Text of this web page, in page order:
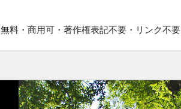
無料・商用可・著作権表記不要・リンク不要